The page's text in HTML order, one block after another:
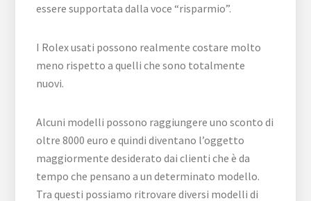
essere supportata dalla voce “risparmio”.
I Rolex usati possono realmente costare molto
meno rispetto a quelli che sono totalmente
nuovi.
Alcuni modelli possono raggiungere uno sconto di
oltre 8000 euro e quindi diventano l’oggetto
maggiormente desiderato dai clienti che è da
tempo che pensano a un determinato modello.
Tra questi possiamo ritrovare diversi modelli di